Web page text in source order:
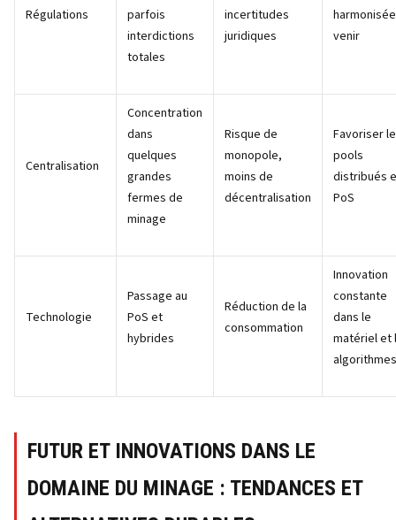
Régulations
parfois
interdictions
totales
incertitudes
juridiques
venir
Centralisation
Concentration
dans
quelques
grandes
fermes de
minage
Risque de
monopole,
moins de
décentralisation
Favoriser
pools
distribués
PoS
Technologie
Passage au
PoS et
hybrides
Réduction de la
consommation
Innovation
constante
dans le
matériel et
algorithmes
FUTUR ET INNOVATIONS DANS LE
DOMAINE DU MINAGE : TENDANCES ET